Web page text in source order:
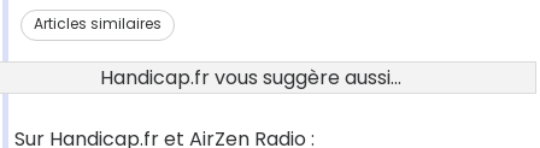
Articles similaires
Handicap.fr vous suggère aussi...
Sur Handicap.fr et AirZen Radio :